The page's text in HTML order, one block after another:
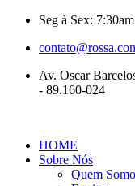
Seg à Sex:
Av. Oscar
- 89.160-024
HOME
Sobre Nós
Quem